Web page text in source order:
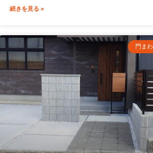
続きを見る »
門ま